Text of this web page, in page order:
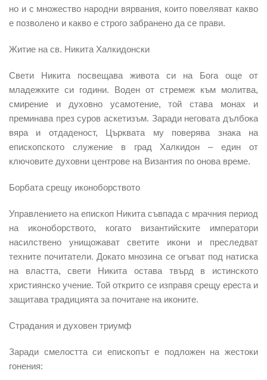
но и с множество народни вярвания, които повеляват какво
е позволено и какво е строго забранено да се прави.
Житие на св. Никита Халкидонски
Свети Никита посвещава живота си на Бога още от
младежките си години. Воден от стремеж към молитва,
смирение и духовно усамотение, той става монах и
преминава през суров аскетизъм. Заради неговата дълбока
вяра и отдаденост, Църквата му поверява знака на
епископското служение в град Халкидон – един от
ключовите духовни центрове на Византия по онова време.
Борбата срещу иконоборството
Управлението на епископ Никита съвпада с мрачния период
на иконоборството, когато византийските императори
насилствено унищожават светите икони и преследват
техните почитатели. Докато мнозина се огъват под натиска
на властта, свети Никита остава твърд в истинското
християнско учение. Той открито се изправя срещу ереста и
защитава традицията за почитане на иконите.
Страдания и духовен триумф
Заради смелостта си епископът е подложен на жестоки
гонения: